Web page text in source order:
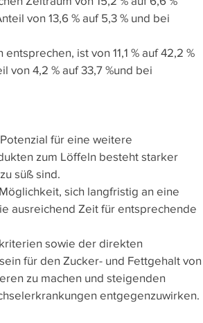
von 13,6 % auf 5,3 % und bei
ist von 11,1 % auf 42,2 %
4,2 % auf 33,7 %und bei
für eine weitere
zum Löffeln besteht starker
süß sind.
sich langfristig an eine
ausreichend Zeit für entsprechende
sowie der direkten
für den Zucker- und Fettgehalt von
zu machen und steigenden
entgegenzuwirken.